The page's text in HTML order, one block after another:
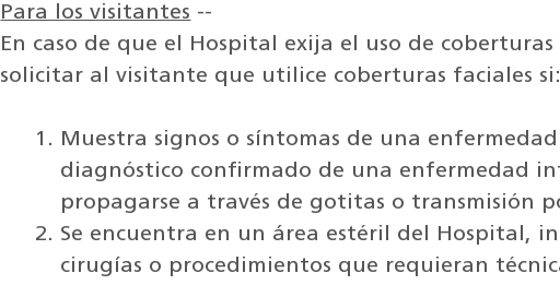
Para los visitantes --
En caso de que el Hospital exija el uso de
solicitar al visitante que utilice coberturas faciales si:
Muestra signos o síntomas de una
diagnóstico confirmado de una enfermedad
propagarse a través de gotitas o transmisión
Se encuentra en un área estéril del Hospital,
cirugías o procedimientos que requieran